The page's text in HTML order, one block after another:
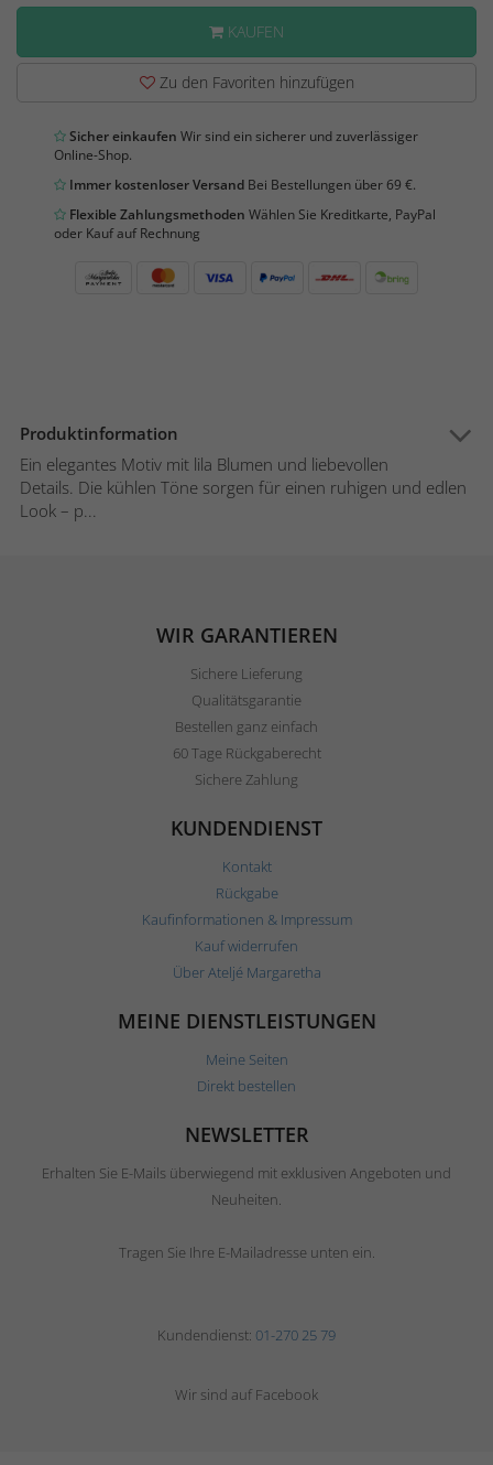
KAUFEN
Zu den Favoriten hinzufügen
Sicher einkaufen Wir sind ein sicherer und zuverlässiger
Online-Shop.
Immer kostenloser Versand Bei Bestellungen über 69 €.
Flexible Zahlungsmethoden Wählen Sie Kreditkarte, PayPal
oder Kauf auf Rechnung
Produktinformation
Ein elegantes Motiv mit lila Blumen und liebevollen
Details. Die kühlen Töne sorgen für einen ruhigen und edlen
Look – p...
WIR GARANTIEREN
Sichere Lieferung
Qualitätsgarantie
Bestellen ganz einfach
60 Tage Rückgaberecht
Sichere Zahlung
KUNDENDIENST
Kontakt
Rückgabe
Kaufinformationen & Impressum
Kauf widerrufen
Über Ateljé Margaretha
MEINE DIENSTLEISTUNGEN
Meine Seiten
Direkt bestellen
NEWSLETTER
Erhalten Sie E-Mails überwiegend mit exklusiven Angeboten und
Neuheiten.
Tragen Sie Ihre E-Mailadresse unten ein.
Kundendienst: 01-270 25 79
Wir sind auf Facebook